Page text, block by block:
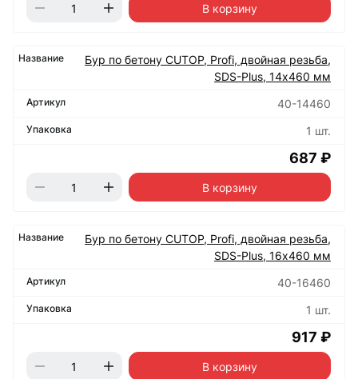
В корзину
Бур по бетону CUTOP, Profi, двойная резьба,
SDS-Plus, 14х460 мм
40-14460
1 шт.
687 ₽
В корзину
Бур по бетону CUTOP, Profi, двойная резьба,
SDS-Plus, 16х460 мм
40-16460
1 шт.
917 ₽
В корзину